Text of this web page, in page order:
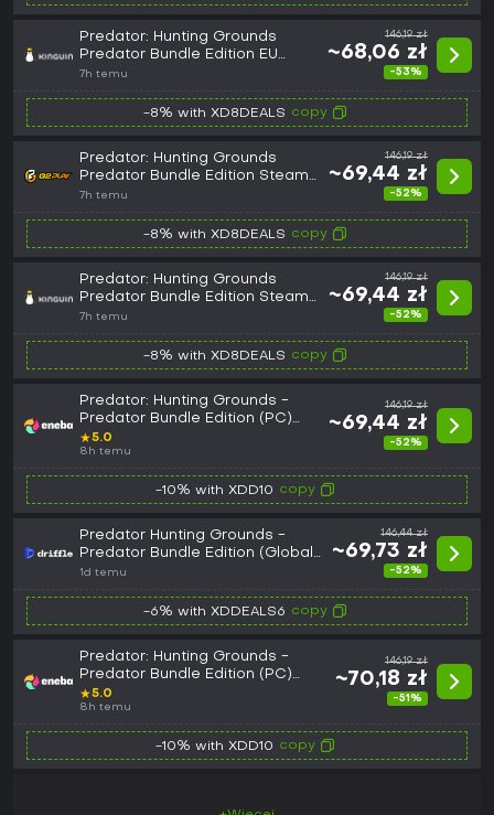
Predator: Hunting Grounds
Predator Bundle Edition EU
Steam CD Key
7h temu
146,19 zł
~68,06 zł
-53%
-8% with XD8DEALS copy
Predator: Hunting Grounds
Predator Bundle Edition Steam
CD Key
7h temu
146,19 zł
~69,44 zł
-52%
-8% with XD8DEALS copy
Predator: Hunting Grounds
Predator Bundle Edition Steam
CD Key
7h temu
146,19 zł
~69,44 zł
-52%
-8% with XD8DEALS copy
Predator: Hunting Grounds -
Predator Bundle Edition (PC)
Steam Key EUROPE
★5.0
8h temu
146,19 zł
~69,44 zł
-52%
-10% with XDD10 copy
Predator Hunting Grounds -
Predator Bundle Edition (Global)
(PC) - Steam - Digital Key
1d temu
146,44 zł
~69,73 zł
-52%
-6% with XDDEALS6 copy
Predator: Hunting Grounds -
Predator Bundle Edition (PC)
Steam Key GLOBAL
★5.0
8h temu
146,19 zł
~70,18 zł
-51%
-10% with XDD10 copy